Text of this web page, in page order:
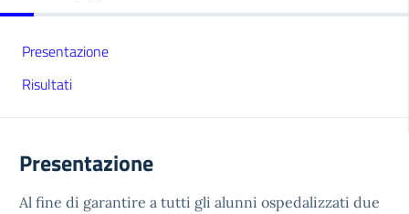
Presentazione
Risultati
Presentazione
Al fine di garantire a tutti gli alunni ospedalizzati due